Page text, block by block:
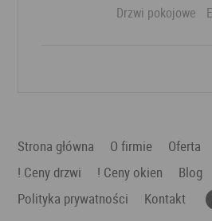
Drzwi pokojowe
Dodaj do
Strona główna O firmie Oferta
! Ceny drzwi
! Ceny okien Blog
Polityka prywatności
Kontakt